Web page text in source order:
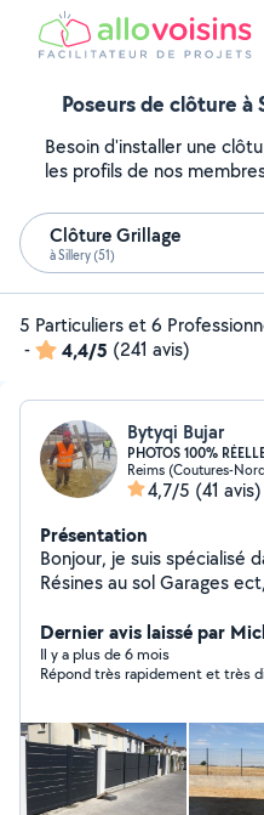
Poseurs de clôture
Besoin d'installer une
les profils de nos
Clôture Grillage
à Sillery (51)
5 Particuliers et 6
-
4,4/5 (241 avis)
Bytyqi Bujar
PHOTOS 100%
Reims (Coutures-
4,7/5 (41 avis)
Présentation
Bonjour, je suis spécialisé dans les beton décoratifs.
Résines au sol Garages ect, Plusieurs années de
rigides/souples, Enduits,
Stratifié, ect, ect, Béton : Béton Ciré, Désactive, Lave,
Imprimé, Coloré, Lisse,
Travaux" qui se situe a
Intérieure et extérieure,
renseignements ne
moment, Bien
Dernier avis laissé par
Il y a plus de 6 mois
Répond très rapidement et très